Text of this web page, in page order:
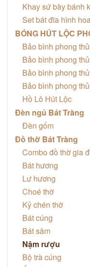
Khay sứ bày bánh
Set bát đĩa hình
BÓNG HÚT LỘC
Bảo bình phong
Bảo bình phong
Bảo bình phong
Bảo bình phong
Hồ Lô Hút Lộc
Đèn ngủ Bát Tràng
Đèn gốm
Đồ thờ Bát Tràng
Combo đồ thờ gia
Bát hương
Lư hương
Choé thờ
Kỷ chén thờ
Bát cúng
Bát sâm
Nậm rượu
Bộ trà cúng